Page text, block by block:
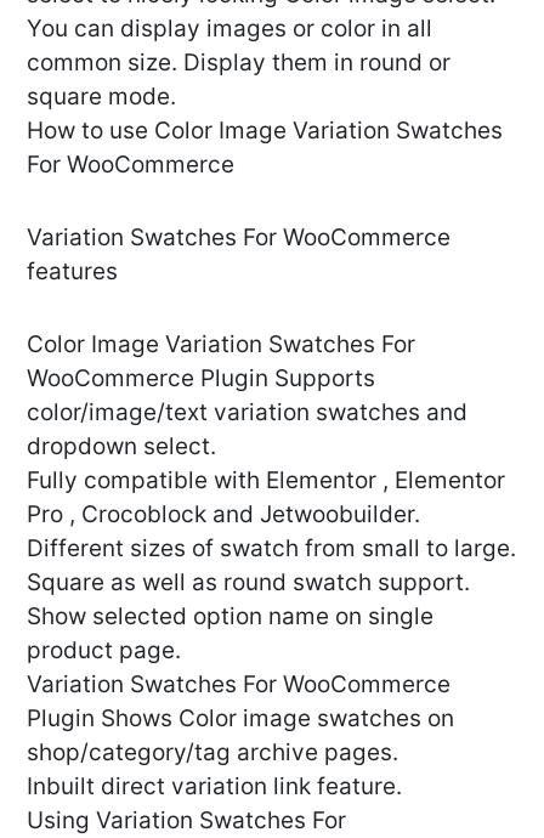
You can display images or color in all
common size. Display them in round or
square mode.
How to use Color Image Variation Swatches
For WooCommerce
Variation Swatches For WooCommerce
features
Color Image Variation Swatches For
WooCommerce Plugin Supports
color/image/text variation swatches and
dropdown select.
Fully compatible with Elementor , Elementor
Pro , Crocoblock and Jetwoobuilder.
Different sizes of swatch from small to large.
Square as well as round swatch support.
Show selected option name on single
product page.
Variation Swatches For WooCommerce
Plugin Shows Color image swatches on
shop/category/tag archive pages.
Inbuilt direct variation link feature.
Using Variation Swatches For